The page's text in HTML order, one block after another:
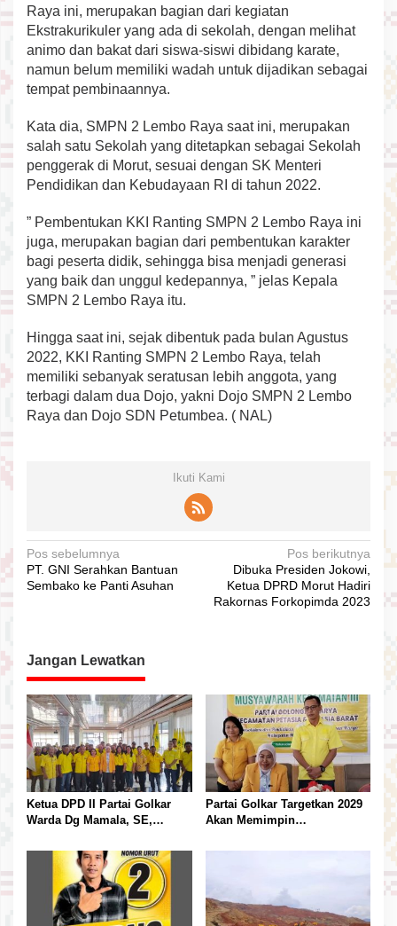
Raya ini, merupakan bagian dari kegiatan
Ekstrakurikuler yang ada di sekolah, dengan melihat
animo dan bakat dari siswa-siswi dibidang karate,
namun belum memiliki wadah untuk dijadikan sebagai
tempat pembinaannya.
Kata dia, SMPN 2 Lembo Raya saat ini, merupakan
salah satu Sekolah yang ditetapkan sebagai Sekolah
penggerak di Morut, sesuai dengan SK Menteri
Pendidikan dan Kebudayaan RI di tahun 2022.
” Pembentukan KKI Ranting SMPN 2 Lembo Raya ini
juga, merupakan bagian dari pembentukan karakter
bagi peserta didik, sehingga bisa menjadi generasi
yang baik dan unggul kedepannya, ” jelas Kepala
SMPN 2 Lembo Raya itu.
Hingga saat ini, sejak dibentuk pada bulan Agustus
2022, KKI Ranting SMPN 2 Lembo Raya, telah
memiliki sebanyak seratusan lebih anggota, yang
terbagi dalam dua Dojo, yakni Dojo SMPN 2 Lembo
Raya dan Dojo SDN Petumbea. ( NAL)
Ikuti Kami
N
a
g
a
s
i
p
o
s
Pos sebelumnya
PT. GNI Serahkan Bantuan
Sembako ke Panti Asuhan
Pos berikutnya
Dibuka Presiden Jokowi,
Ketua DPRD Morut Hadiri
Rakornas Forkopimda 2023
Jangan Lewatkan
Ketua DPD II Partai Golkar
Warda Dg Mamala, SE,
Kecamatan Petasia dan
Kecamatan Petbar
Partai Golkar Targetkan 2029
Akan Memimpin